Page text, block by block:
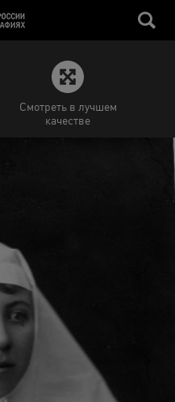
Смотреть в лучшем
качестве